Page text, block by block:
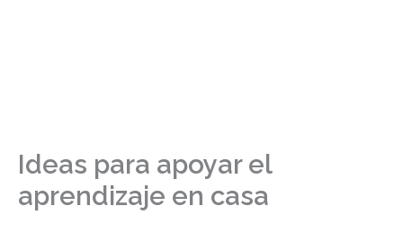
Ideas para apoyar el
aprendizaje en casa